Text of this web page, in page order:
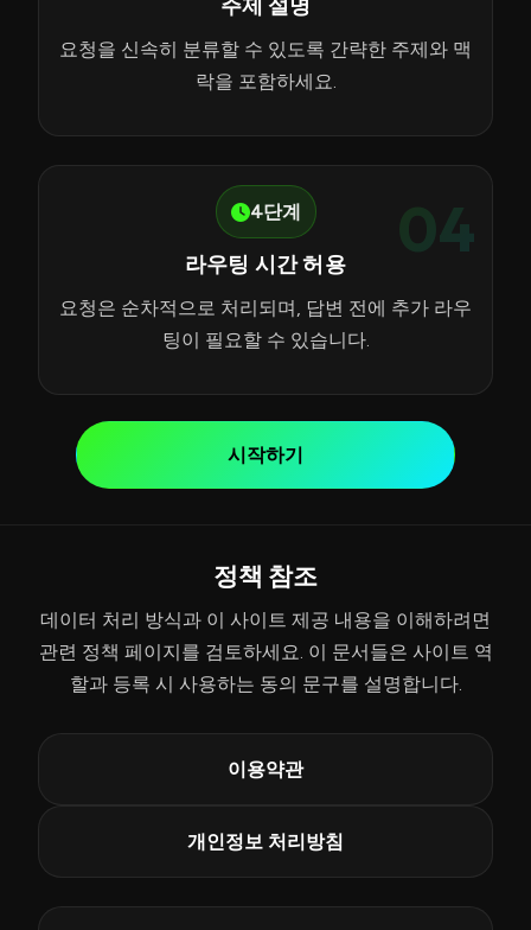
요청을 신속히 분류할 수 있도록 간략한 주제와 맥
락을 포함하세요.
04
4단계
라우팅 시간 허용
요청은 순차적으로 처리되며, 답변 전에 추가 라우
팅이 필요할 수 있습니다.
시작하기
정책 참조
데이터 처리 방식과 이 사이트 제공 내용을 이해하려면
관련 정책 페이지를 검토하세요. 이 문서들은 사이트 역
할과 등록 시 사용하는 동의 문구를 설명합니다.
이용약관
개인정보 처리방침